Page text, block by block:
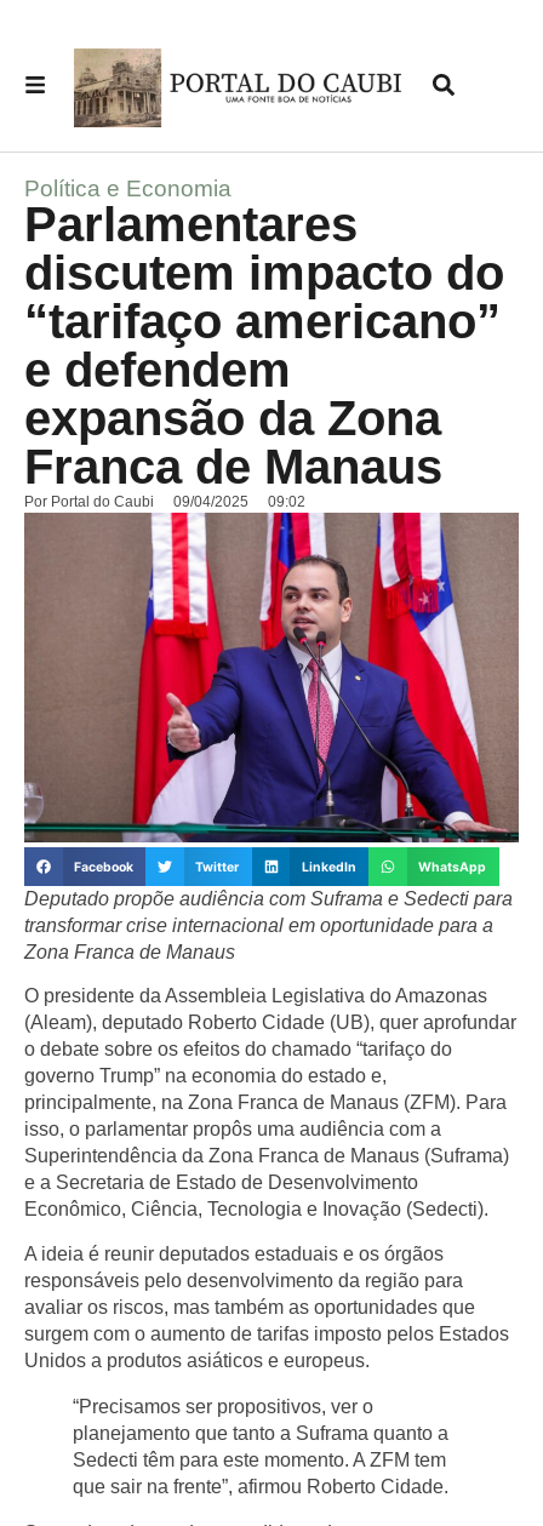
Política e Economia
Parlamentares
discutem impacto do
“tarifaço americano”
e defendem
expansão da Zona
Franca de Manaus
Por Portal do Caubi 09/04/2025 09:02
Facebook Twitter LinkedIn WhatsApp
Deputado propõe audiência com Suframa e Sedecti para
transformar crise internacional em oportunidade para a
Zona Franca de Manaus
O presidente da Assembleia Legislativa do Amazonas
(Aleam), deputado Roberto Cidade (UB), quer aprofundar
o debate sobre os efeitos do chamado “tarifaço do
governo Trump” na economia do estado e,
principalmente, na Zona Franca de Manaus (ZFM). Para
isso, o parlamentar propôs uma audiência com a
Superintendência da Zona Franca de Manaus (Suframa)
e a Secretaria de Estado de Desenvolvimento
Econômico, Ciência, Tecnologia e Inovação (Sedecti).
A ideia é reunir deputados estaduais e os órgãos
responsáveis pelo desenvolvimento da região para
avaliar os riscos, mas também as oportunidades que
surgem com o aumento de tarifas imposto pelos Estados
Unidos a produtos asiáticos e europeus.
“Precisamos ser propositivos, ver o
planejamento que tanto a Suframa quanto a
Sedecti têm para este momento. A ZFM tem
que sair na frente”, afirmou Roberto Cidade.